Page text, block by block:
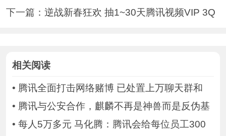
下一篇： 逆战新春狂欢 抽1~30天腾讯视频VIP 3Q
相关阅读
• 腾讯全面打击网络赌博 已处置上万聊天群和
• 腾讯与公安合作，麒麟不再是神兽而是反伪基
• 每人5万多元 马化腾：腾讯会给每位员工300